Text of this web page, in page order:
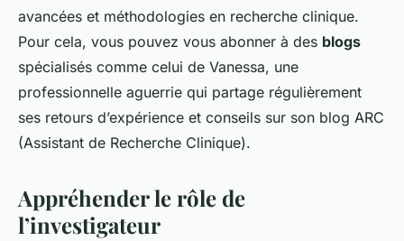
avancées et méthodologies en recherche clinique.
Pour cela, vous pouvez vous abonner à des blogs
spécialisés comme celui de Vanessa, une
professionnelle aguerrie qui partage régulièrement
ses retours d’expérience et conseils sur son blog ARC
(Assistant de Recherche Clinique).
Appréhender le rôle de
l’investigateur